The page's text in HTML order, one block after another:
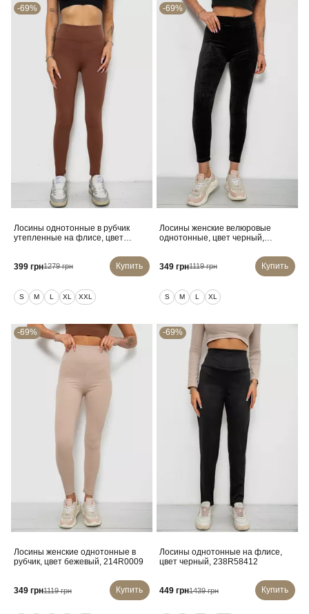
-69%
Лосины однотонные в рубчик
утепленные на флисе, цвет
399 грн1279 грн Купить
S M L XL XXL
-69%
Лосины женские велюровые
однотонные, цвет черный,
349 грн1119 грн Купить
S M L XL
-69%
Лосины женские однотонные в
рубчик, цвет бежевый, 214R0009
349 грн1119 грн Купить
-69%
Лосины однотонные на флисе,
цвет черный, 238R58412
449 грн1439 грн Купить